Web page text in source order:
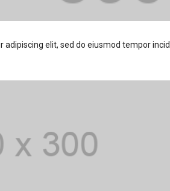
elit, sed do eiusmod tempor